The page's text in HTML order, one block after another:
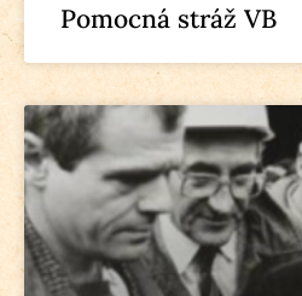
Pomocná stráž VB